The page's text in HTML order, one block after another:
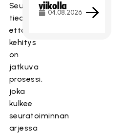
Seurassa
tiedostetaan,
että
kehitys
on
jatkuva
prosessi,
joka
kulkee
seuratoiminnan
arjessa
viikolla
04.08.2026